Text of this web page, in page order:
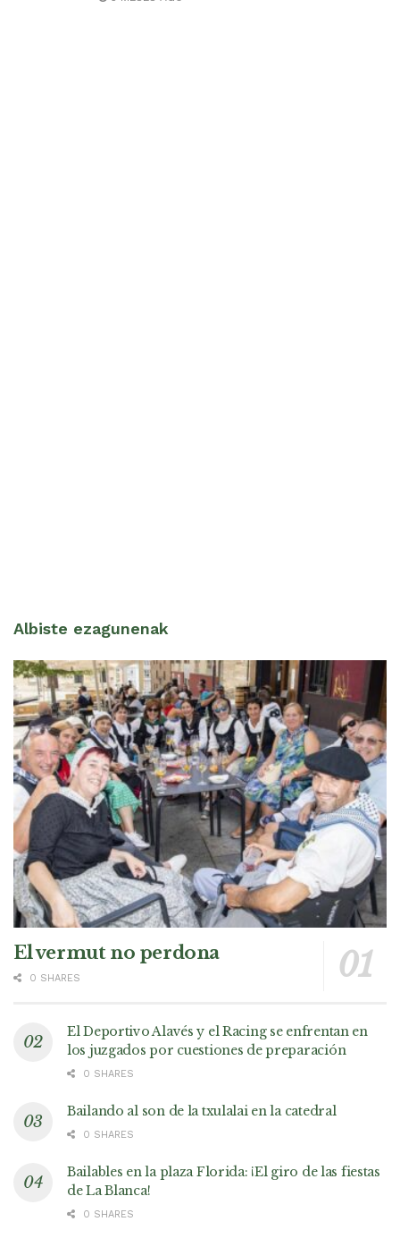
Albiste ezagunenak
El vermut no perdona
0 SHARES
El Deportivo Alavés y el Racing se enfrentan en
los juzgados por cuestiones de preparación
0 SHARES
Bailando al son de la txulalai en la catedral
0 SHARES
Bailables en la plaza Florida: ¡El giro de las fiestas
de La Blanca!
0 SHARES